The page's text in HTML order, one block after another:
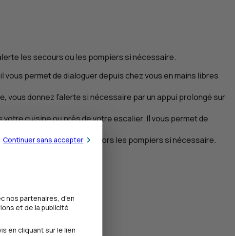
les secours ou les pompiers si nécessaire.
vous permet de dialoguer depuis chez vous en mains libres
vous donnez l’alerte si nécessaire par un appui prolongé sur
cuisine ou près de votre escalier. Il vous permet de
Assistance qui informe alors les pompiers si nécessaire.
Continuer sans accepter
nos partenaires, d'en
et de la publicité
en cliquant sur le lien